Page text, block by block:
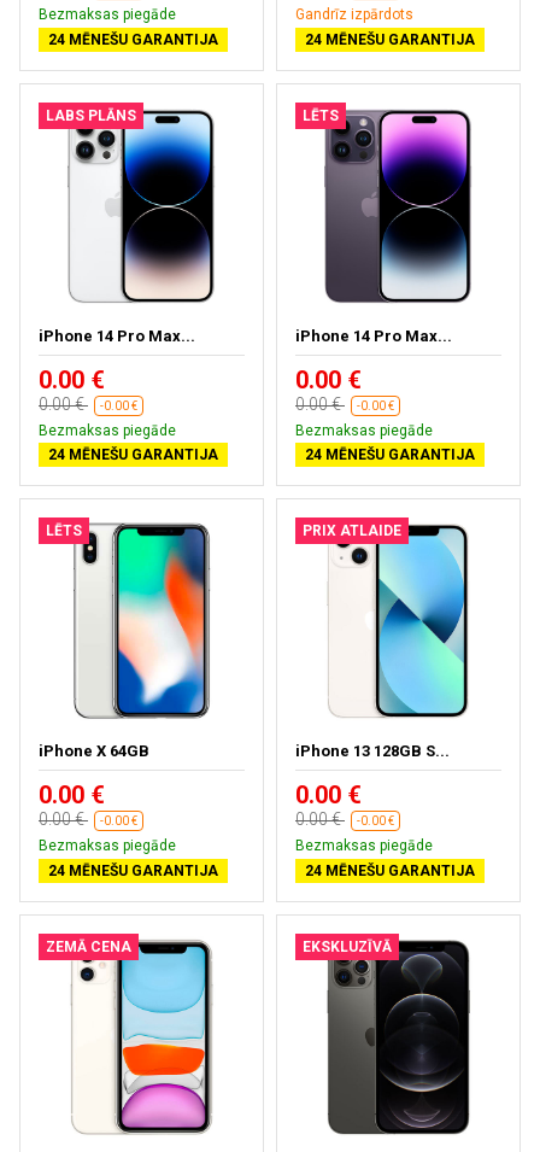
Bezmaksas piegāde
24 MĒNEŠU GARANTIJA
Gandrīz izpārdots
24 MĒNEŠU GARANTIJA
LABS PLĀNS
iPhone 14 Pro Max...
0.00 €
0.00 € -0.00 €
Bezmaksas piegāde
24 MĒNEŠU GARANTIJA
LĒTS
iPhone 14 Pro Max...
0.00 €
0.00 € -0.00 €
Bezmaksas piegāde
24 MĒNEŠU GARANTIJA
LĒTS
iPhone X 64GB
0.00 €
0.00 € -0.00 €
Bezmaksas piegāde
24 MĒNEŠU GARANTIJA
PRIX ATLAIDE
iPhone 13 128GB S...
0.00 €
0.00 € -0.00 €
Bezmaksas piegāde
24 MĒNEŠU GARANTIJA
ZEMĀ CENA EKSKLUZĪVĀ